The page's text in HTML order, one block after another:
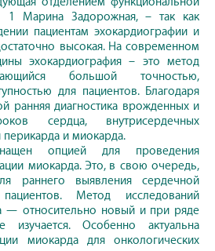
1 Марина Задорожная, – так как
пациентам эхокардиографии и
высокая. На современном
эхокардиография – это метод
большой точностью,
для пациентов. Благодаря
ранняя диагностика врожденных и
сердца, внутрисердечных
перикарда и миокарда.
опцией для проведения
миокарда. Это, в свою очередь,
раннего выявления сердечной
Метод исследований
— относительно новый и при ряде
Особенно актуальна
миокарда для онкологических